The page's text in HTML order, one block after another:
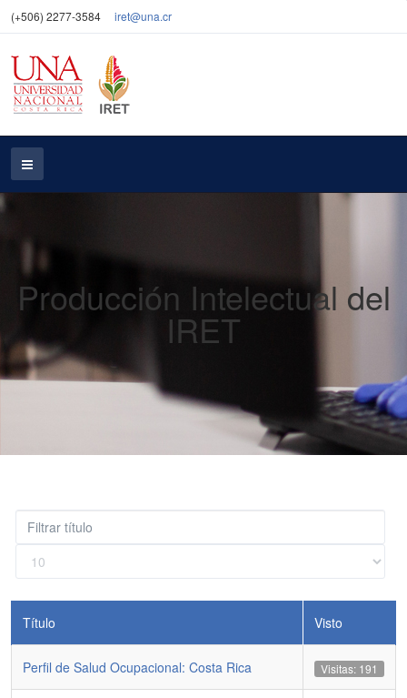
(+506) 2277-3584 iret@una.cr
Producción Intelectual del
IRET
Filtrar
título
Cantidad
a
mostrar
Título
Visto
Perfil de Salud Ocupacional: Costa Rica Visitas: 191